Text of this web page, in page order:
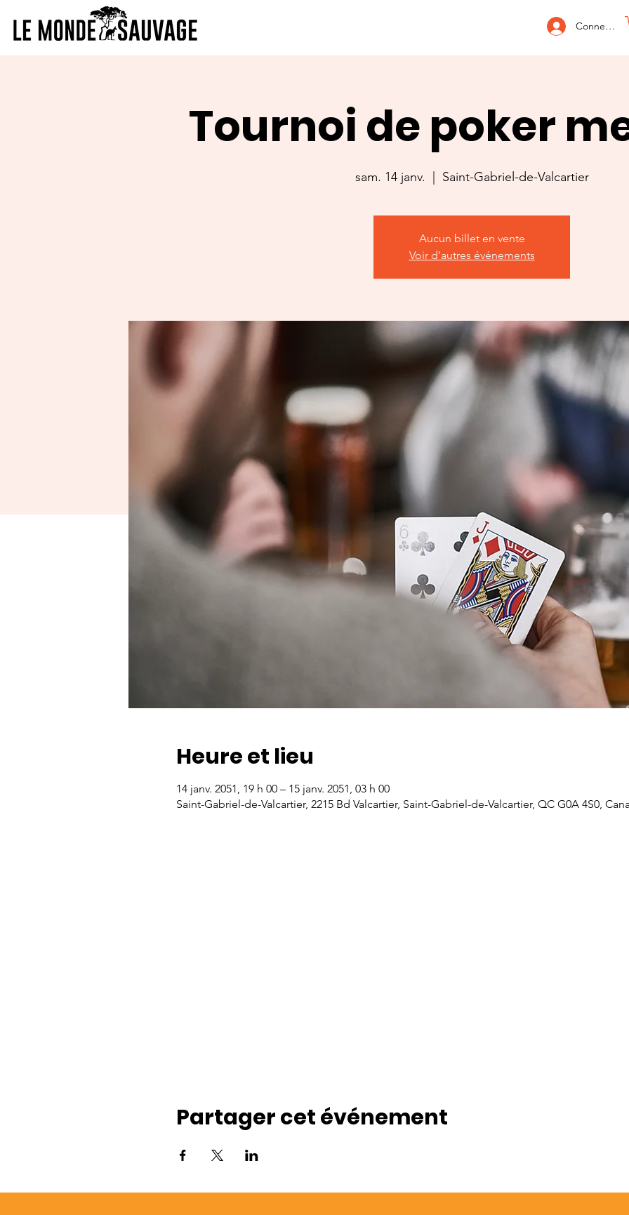
Connexion
Tournoi de poker
sam. 14 janv.
  |
Saint-Gabriel-de-Valcartier
Aucun billet en vente
Voir d'autres événements
Heure et lieu
14 janv. 2051, 19 h 00 – 15 janv. 2051, 03 h 00
Saint-Gabriel-de-Valcartier, 2215 Bd Valcartier, Saint-Gabriel-de-Valcartier, QC G0A 4S0,
Partager cet événement